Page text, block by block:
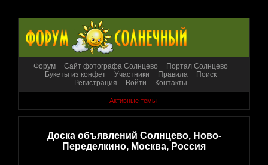
Форум Сайт фотографа Солнцево
Портал Солнцево
Букеты из конфет
Участники Правила
Поиск
Регистрация
Войти Контакты
Активные темы
Доска объявлений Солнцево, Ново-
Переделкино, Москва, Россия